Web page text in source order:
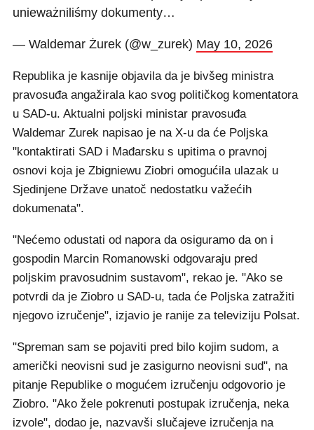
unieważniliśmy dokumenty…
— Waldemar Żurek (@w_zurek) May 10, 2026
Republika je kasnije objavila da je bivšeg ministra
pravosuđa angažirala kao svog političkog komentatora
u SAD-u. Aktualni poljski ministar pravosuđa
Waldemar Zurek napisao je na X-u da će Poljska
"kontaktirati SAD i Mađarsku s upitima o pravnoj
osnovi koja je Zbigniewu Ziobri omogućila ulazak u
Sjedinjene Države unatoč nedostatku važećih
dokumenata".
"Nećemo odustati od napora da osiguramo da on i
gospodin Marcin Romanowski odgovaraju pred
poljskim pravosudnim sustavom", rekao je. "Ako se
potvrdi da je Ziobro u SAD-u, tada će Poljska zatražiti
njegovo izručenje", izjavio je ranije za televiziju Polsat.
"Spreman sam se pojaviti pred bilo kojim sudom, a
američki neovisni sud je zasigurno neovisni sud", na
pitanje Republike o mogućem izručenju odgovorio je
Ziobro. "Ako žele pokrenuti postupak izručenja, neka
izvole", dodao je, nazvavši slučajeve izručenja na